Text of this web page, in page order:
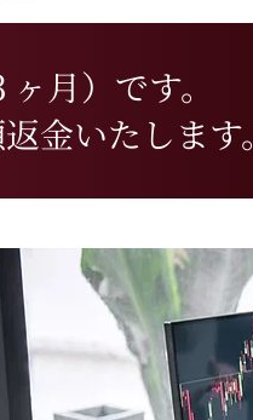
月）です。
金いたします。